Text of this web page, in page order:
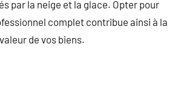
par la neige et la glace. Opter pour
complet contribue ainsi à la
de vos biens.